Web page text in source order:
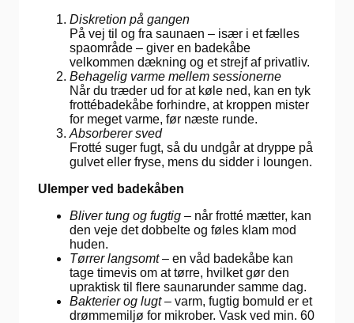
Diskretion på gangen
På vej til og fra saunaen – især i et fælles
spaområde – giver en badekåbe
velkommen dækning og et strejf af privatliv.
Behagelig varme mellem sessionerne
Når du træder ud for at køle ned, kan en tyk
frottébadekåbe forhindre, at kroppen mister
for meget varme, før næste runde.
Absorberer sved
Frotté suger fugt, så du undgår at dryppe på
gulvet eller fryse, mens du sidder i loungen.
Ulemper ved badekåben
Bliver tung og fugtig – når frotté mætter, kan
den veje det dobbelte og føles klam mod
huden.
Tørrer langsomt– en våd badekåbe kan
tage timevis om at tørre, hvilket gør den
upraktisk til flere saunarunder samme dag.
Bakterier og lugt– varm, fugtig bomuld er et
drømmemiljø for mikrober. Vask ved min. 60